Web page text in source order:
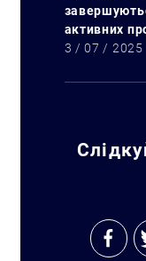
активних
3 / 07 / 2025